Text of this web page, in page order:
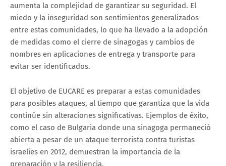
aumenta la complejidad de garantizar su seguridad. El
miedo y la inseguridad son sentimientos generalizados
entre estas comunidades, lo que ha llevado a la adopción
de medidas como el cierre de sinagogas y cambios de
nombres en aplicaciones de entrega y transporte para
evitar ser identificados.
El objetivo de EUCARE es preparar a estas comunidades
para posibles ataques, al tiempo que garantiza que la vida
continúe sin alteraciones significativas. Ejemplos de éxito,
como el caso de Bulgaria donde una sinagoga permaneció
abierta a pesar de un ataque terrorista contra turistas
israelíes en 2012, demuestran la importancia de la
preparación y la resiliencia.